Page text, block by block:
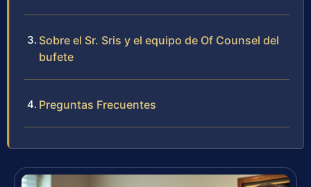
Sobre el Sr. Sris y el equipo de Of Counsel del
bufete
Preguntas Frecuentes